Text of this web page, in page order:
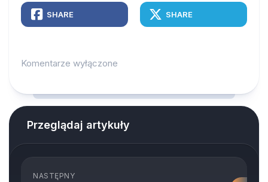
SHARE SHARE
Komentarze wyłączone
Przeglądaj artykuły
NASTĘPNY